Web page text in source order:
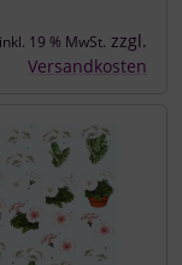
inkl. 19 % MwSt. zzgl.
Versandkosten